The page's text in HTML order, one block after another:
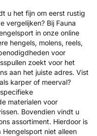
u het fijn om eerst rustig
vergelijken? Bij Fauna
in onze online
hengels, molens, reels,
voor
zoekt voor het
aan het juiste adres. Vist
karper of meerval?
materialen voor
Bovendien vindt u
assortiment. Hierdoor is
Hengelsport niet alleen